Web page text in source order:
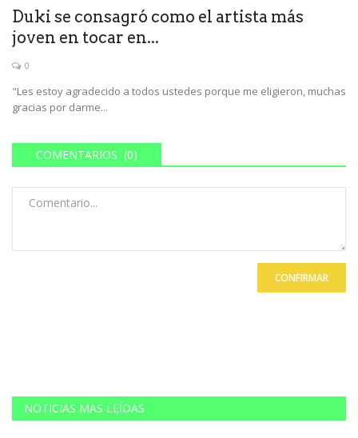
Duki se consagró como el artista más
joven en tocar en...
0
"Les estoy agradecido a todos ustedes porque me eligieron, muchas
gracias por darme...
COMENTARIOS (0)
CONFIRMAR
NOTICIAS MAS LEÍDAS